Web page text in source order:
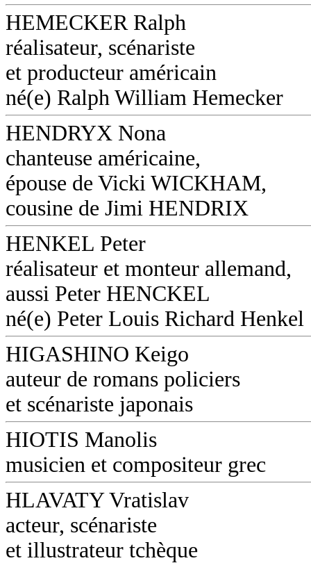
HEMECKER Ralph
réalisateur, scénariste
et producteur américain
né(e) Ralph William Hemecker
HENDRYX Nona
chanteuse américaine,
épouse de Vicki WICKHAM,
cousine de Jimi HENDRIX
HENKEL Peter
réalisateur et monteur allemand,
aussi Peter HENCKEL
né(e) Peter Louis Richard Henkel
HIGASHINO Keigo
auteur de romans policiers
et scénariste japonais
HIOTIS Manolis
musicien et compositeur grec
HLAVATY Vratislav
acteur, scénariste
et illustrateur tchèque